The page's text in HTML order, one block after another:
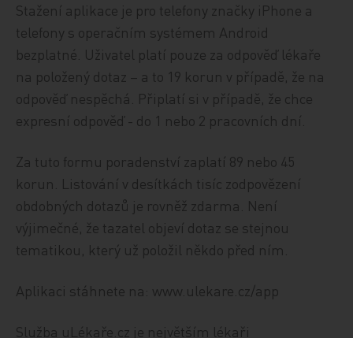
Stažení aplikace je pro telefony značky iPhone a
telefony s operačním systémem Android
bezplatné. Uživatel platí pouze za odpověď lékaře
na položený dotaz – a to 19 korun v případě, že na
odpověď nespěchá. Připlatí si v případě, že chce
expresní odpověď - do 1 nebo 2 pracovních dní.
Za tuto formu poradenství zaplatí 89 nebo 45
korun. Listování v desítkách tisíc zodpovězení
obdobných dotazů je rovněž zdarma. Není
výjimečné, že tazatel objeví dotaz se stejnou
tematikou, který už položil někdo před ním.
Aplikaci stáhnete na: www.ulekare.cz/app
Služba uLékaře.cz je největším lékaři